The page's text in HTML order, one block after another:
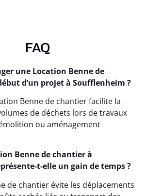
FAQ
une Location Benne de
d’un projet à Soufflenheim ?
Benne de chantier facilite la
de déchets lors de travaux
ou aménagement
Benne de chantier à
t-elle un gain de temps ?
de chantier évite les déplacements